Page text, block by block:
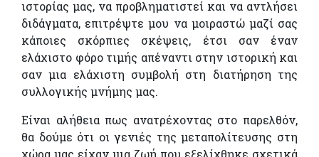
ιστορίας μας, να προβληματιστεί και να αντλήσει
διδάγματα, επιτρέψτε μου να μοιραστώ μαζί σας
κάποιες σκόρπιες σκέψεις, έτσι σαν έναν
ελάχιστο φόρο τιμής απέναντι στην ιστορική και
σαν μια ελάχιστη συμβολή στη διατήρηση της
συλλογικής μνήμης μας.
Είναι αλήθεια πως ανατρέχοντας στο παρελθόν,
θα δούμε ότι οι γενιές της μεταπολίτευσης στη
χώρα μας είχαν μια ζωή που εξελίχθηκε σχετικά